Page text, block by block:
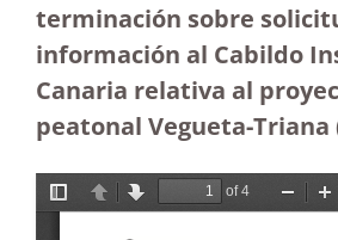
terminación sobre
información al Cabildo
Canaria relativa al
peatonal Vegueta-Triana